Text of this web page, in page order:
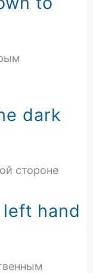
dark
стороне
hand